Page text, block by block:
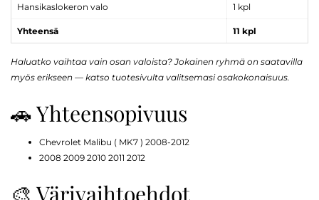
Hansikaslokeron valo 1 kpl
Yhteensä 11 kpl
Haluatko vaihtaa vain osan valoista? Jokainen ryhmä on saatavilla
myös erikseen — katso tuotesivulta valitsemasi osakokonaisuus.
🚗 Yhteensopivuus
Chevrolet Malibu ( MK7 ) 2008-2012
2008 2009 2010 2011 2012
🎨 Värivaihtoehdot